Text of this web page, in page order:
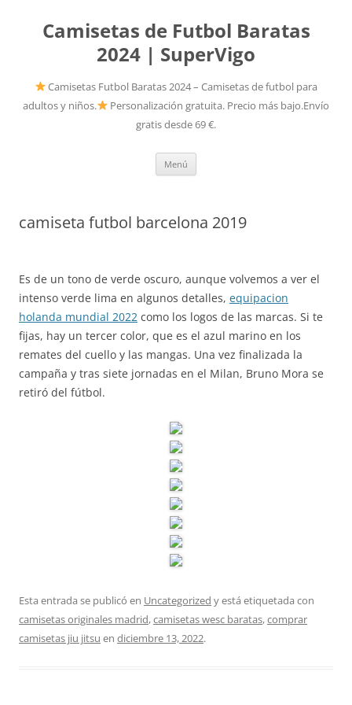
Camisetas de Futbol Baratas
2024 | SuperVigo
Camisetas Futbol Baratas 2024 – Camisetas de futbol para
adultos y niños.
Personalización gratuita. Precio más bajo.Envío
gratis desde 69 €.
Menú
camiseta futbol barcelona 2019
Es de un tono de verde oscuro, aunque volvemos a ver el
intenso verde lima en algunos detalles, equipacion
holanda mundial 2022 como los logos de las marcas. Si te
fijas, hay un tercer color, que es el azul marino en los
remates del cuello y las mangas. Una vez finalizada la
campaña y tras siete jornadas en el Milan, Bruno Mora se
retiró del fútbol.
Esta entrada se publicó en Uncategorized y está etiquetada con
camisetas originales madrid,camisetas wesc baratas,comprar
camisetas jiu jitsu en diciembre 13, 2022.